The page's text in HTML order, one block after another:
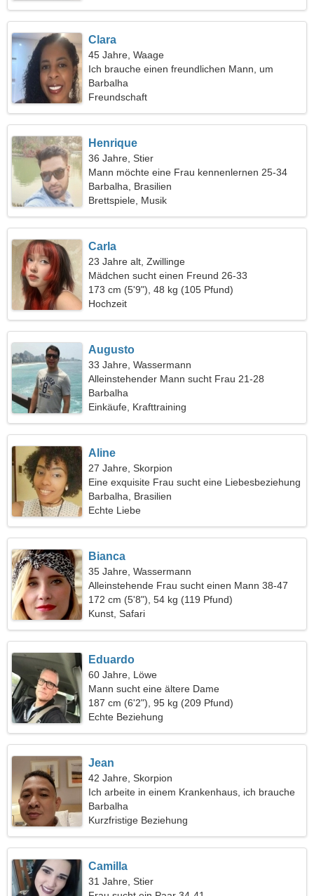
Clara
45 Jahre, Waage
Ich brauche einen freundlichen Mann, um
zusammen zu kochen
Barbalha
Freundschaft
Henrique
36 Jahre, Stier
Mann möchte eine Frau kennenlernen 25-34
Barbalha, Brasilien
Brettspiele, Musik
Carla
23 Jahre alt, Zwillinge
Mädchen sucht einen Freund 26-33
173 cm (5'9"), 48 kg (105 Pfund)
Hochzeit
Augusto
33 Jahre, Wassermann
Alleinstehender Mann sucht Frau 21-28
Barbalha
Einkäufe, Krafttraining
Aline
27 Jahre, Skorpion
Eine exquisite Frau sucht eine Liebesbeziehung
Barbalha, Brasilien
Echte Liebe
Bianca
35 Jahre, Wassermann
Alleinstehende Frau sucht einen Mann 38-47
172 cm (5'8"), 54 kg (119 Pfund)
Kunst, Safari
Eduardo
60 Jahre, Löwe
Mann sucht eine ältere Dame
187 cm (6'2"), 95 kg (209 Pfund)
Echte Beziehung
Jean
42 Jahre, Skorpion
Ich arbeite in einem Krankenhaus, ich brauche
eine leidenschaftliche Frau
Barbalha
Kurzfristige Beziehung
Camilla
31 Jahre, Stier